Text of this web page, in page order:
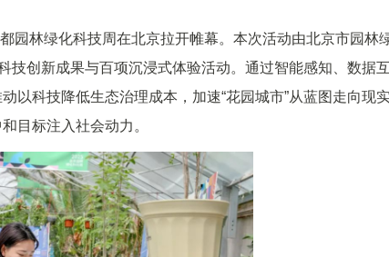
园林绿化科技周在北京拉开帷幕。本次活动由北京市园林
技创新成果与百项沉浸式体验活动。通过智能感知、数据
以科技降低生态治理成本，加速“花园城市”从蓝图走向现
目标注入社会动力。